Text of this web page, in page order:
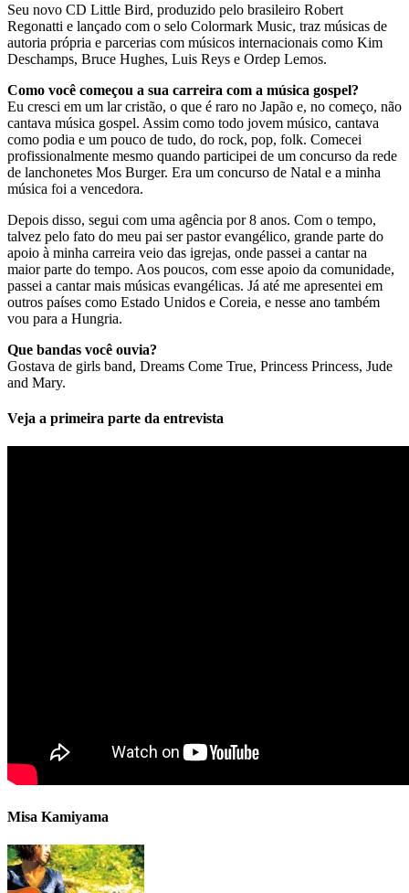
Seu novo CD Little Bird, produzido pelo brasileiro Robert
Regonatti e lançado com o selo Colormark Music, traz músicas de
autoria própria e parcerias com músicos internacionais como Kim
Deschamps, Bruce Hughes, Luis Reys e Ordep Lemos.
Como você começou a sua carreira com a música gospel?
Eu cresci em um lar cristão, o que é raro no Japão e, no começo, não
cantava música gospel. Assim como todo jovem músico, cantava
como podia e um pouco de tudo, do rock, pop, folk. Comecei
profissionalmente mesmo quando participei de um concurso da rede
de lanchonetes Mos Burger. Era um concurso de Natal e a minha
música foi a vencedora.
Depois disso, segui com uma agência por 8 anos. Com o tempo,
talvez pelo fato do meu pai ser pastor evangélico, grande parte do
apoio à minha carreira veio das igrejas, onde passei a cantar na
maior parte do tempo. Aos poucos, com esse apoio da comunidade,
passei a cantar mais músicas evangélicas. Já até me apresentei em
outros países como Estado Unidos e Coreia, e nesse ano também
vou para a Hungria.
Que bandas você ouvia?
Gostava de girls band, Dreams Come True, Princess Princess, Jude
and Mary.
Veja a primeira parte da entrevista
Misa Kamiyama